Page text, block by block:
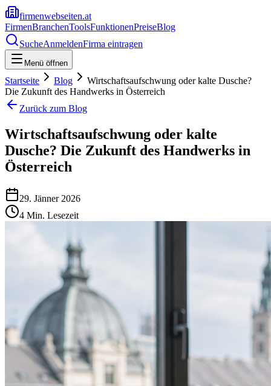
firmenwebseiten.at
FirmenBranchenToolsFunktionenPreiseBlog
SucheAnmeldenFirma eintragen
Menü öffnen
Startseite Blog
Wirtschaftsaufschwung oder kalte Dusche?
Die Zukunft des Handwerks in Österreich
Zurück zum Blog
Wirtschaftsaufschwung oder kalte
Dusche? Die Zukunft des Handwerks in
Österreich
29. Jänner 2026
4 Min. Lesezeit